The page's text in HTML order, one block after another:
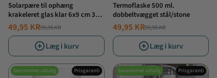
Solarpære til ophæng
krakeleret glas klar 6x9 cm 3
stk.
NORMALPRIS
99,95 KR
TILBUDSPRIS
49,95 KR
Læg i kurv
Termoflaske 500 ml.
dobbeltvægget stål/stone
NORMALPRIS
99,95 KR
TILBUDSPRIS
49,95 KR
Læg i kurv
Sensommer udsalg Prisgaranti Sensommer udsalg Prisgaranti